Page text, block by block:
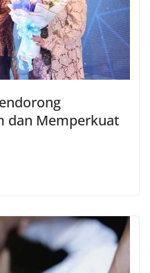
dan Memperkuat